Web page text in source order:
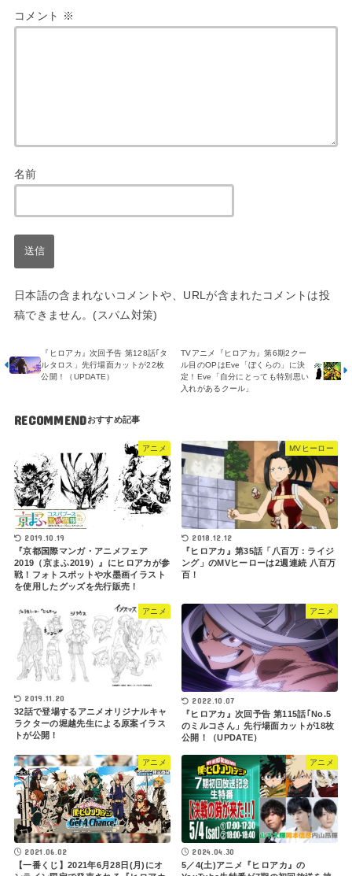
コメント ※
名前
日本語の含まれないコメントや、URLが含まれたコメントは投
稿できません。(スパム対策)
TVアニメ『ヒロアカ』第6期2クー
ル目のOPはEve「ぼくらの」に決
定！Eve「自分にとっても特別思い
入れがあるクール」
『ヒロアカ』次回予告 第128話｢タ
ルタロス」先行場面カットが22枚
公開！（UPDATE）
RECOMMEND
アニメ
2019.10.19
『京都国際マンガ・アニメフェア
2019（京まふ2019）』にヒロアカが参
戦！フォトスポットや水墨画イラスト
を使用したグッズを先行販売！
MVヒーロー
2018.12.12
『ヒロアカ』第35話「八百万：ライジ
ング」のMVヒーローは2週連続 八百万
百！
アニメ
2019.11.20
32話で登場するアニメオリジナルキャ
ラクターの堀越先生による原案イラス
トが公開！
アニメ
2022.10.07
『ヒロアカ』次回予告 第115話｢No.5
のミルコさん」先行場面カットが18枚
公開！（UPDATE）
アニメ
2021.06.02
【一番くじ】2021年6月28日(月)にオ
アニメ
2024.04.30
5／4(土)アニメ『ヒロアカ』の